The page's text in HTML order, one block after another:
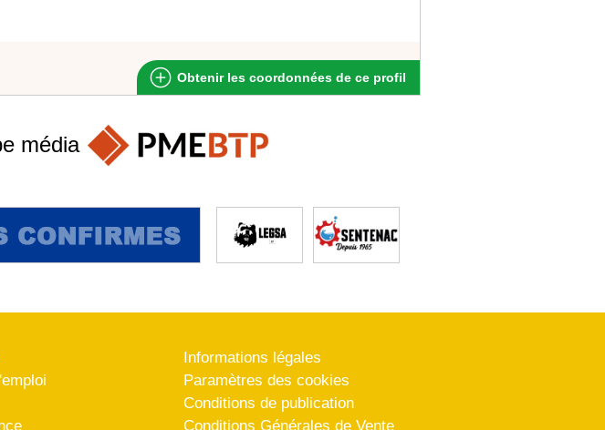
Obtenir les coordonnées de ce profil
média
Informations légales
Paramètres des cookies
Conditions de publication
Conditions Générales de Vente